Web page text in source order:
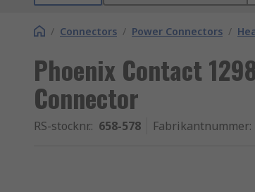
/ Connectors / Power Connectors /
Phoenix Contact
Connector
RS-stocknr.: 658-578 Fabrikantnummer: